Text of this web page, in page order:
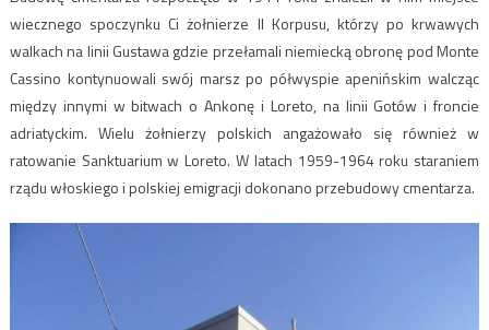
wiecznego spoczynku Ci żołnierze II Korpusu, którzy po krwawych
walkach na linii Gustawa gdzie przełamali niemiecką obronę pod Monte
Cassino kontynuowali swój marsz po półwyspie apenińskim walcząc
między innymi w bitwach o Ankonę i Loreto, na linii Gotów i froncie
adriatyckim. Wielu żołnierzy polskich angażowało się również w
ratowanie Sanktuarium w Loreto. W latach 1959-1964 roku staraniem
rządu włoskiego i polskiej emigracji dokonano przebudowy cmentarza.